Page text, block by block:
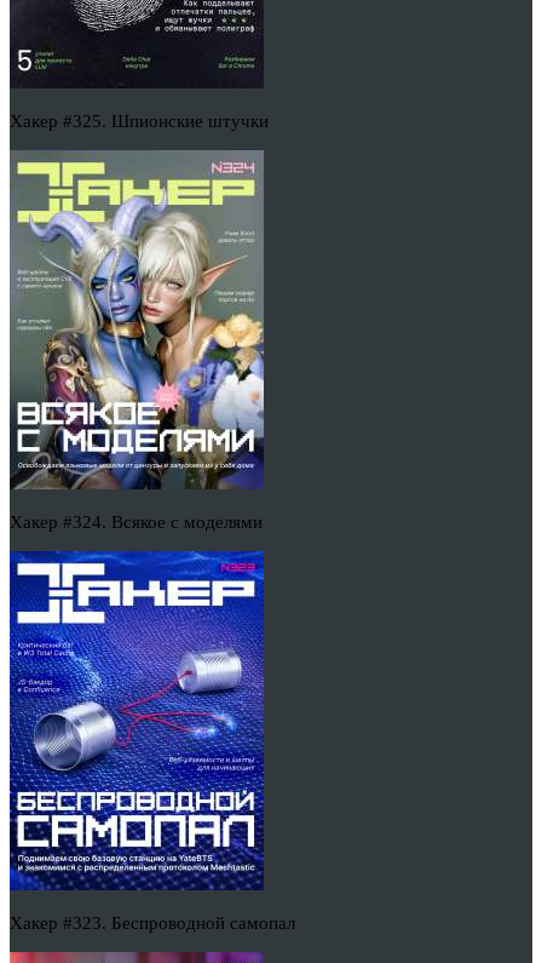
Хакер #325. Шпионские штучки
Хакер #324. Всякое с моделями
Хакер #323. Беспроводной самопал